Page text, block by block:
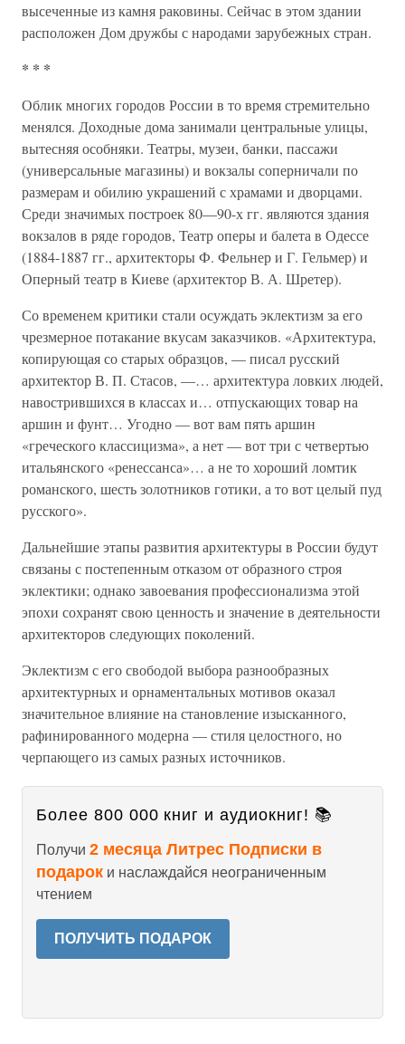
высеченные из камня раковины. Сейчас в этом здании
расположен Дом дружбы с народами зарубежных стран.
* * *
Облик многих городов России в то время стремительно
менялся. Доходные дома занимали центральные улицы,
вытесняя особняки. Театры, музеи, банки, пассажи
(универсальные магазины) и вокзалы соперничали по
размерам и обилию украшений с храмами и дворцами.
Среди значимых построек 80—90-х гг. являются здания
вокзалов в ряде городов, Театр оперы и балета в Одессе
(1884-1887 гг., архитекторы Ф. Фельнер и Г. Гельмер) и
Оперный театр в Киеве (архитектор В. А. Шретер).
Со временем критики стали осуждать эклектизм за его
чрезмерное потакание вкусам заказчиков. «Архитектура,
копирующая со старых образцов, — писал русский
архитектор В. П. Стасов, —… архитектура ловких людей,
навострившихся в классах и… отпускающих товар на
аршин и фунт… Угодно — вот вам пять аршин
«греческого классицизма», а нет — вот три с четвертью
итальянского «ренессанса»… а не то хороший ломтик
романского, шесть золотников готики, а то вот целый пуд
русского».
Дальнейшие этапы развития архитектуры в России будут
связаны с постепенным отказом от образного строя
эклектики; однако завоевания профессионализма этой
эпохи сохранят свою ценность и значение в деятельности
архитекторов следующих поколений.
Эклектизм с его свободой выбора разнообразных
архитектурных и орнаментальных мотивов оказал
значительное влияние на становление изысканного,
рафинированного модерна — стиля целостного, но
черпающего из самых разных источников.
Более 800 000 книг и аудиокниг! 📚
Получи 2 месяца Литрес Подписки в
подарок и наслаждайся неограниченным
чтением
ПОЛУЧИТЬ ПОДАРОК